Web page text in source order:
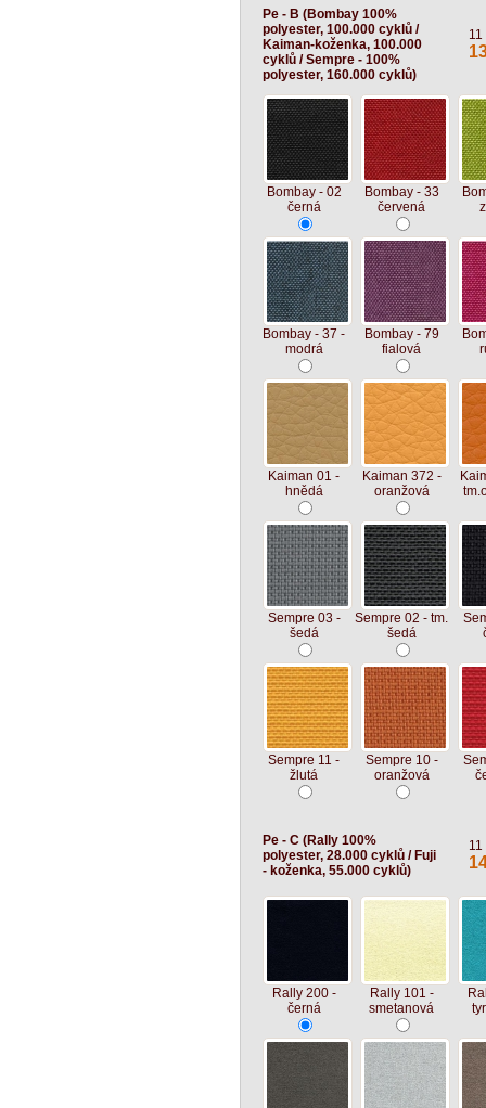
Pe - B (Bombay 100%
polyester, 100.000 cyklů /
Kaiman-koženka, 100.000
cyklů / Sempre - 100%
polyester, 160.000 cyklů)
Bombay - 02
černá
Bombay - 33
červená
Bombay - 37 -
modrá
Bombay - 79
fialová
Kaiman 01 -
hnědá
Kaiman 372 -
oranžová
Sempre 03 -
šedá
Sempre 02 - tm.
šedá
Sempre 11 -
žlutá
Sempre 10 -
oranžová
Pe - C (Rally 100%
polyester, 28.000 cyklů / Fuji
- koženka, 55.000 cyklů)
Rally 200 -
černá
Rally 101 -
smetanová